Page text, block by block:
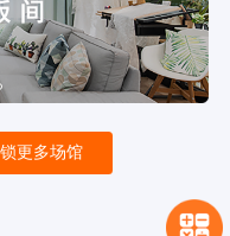
更多场馆